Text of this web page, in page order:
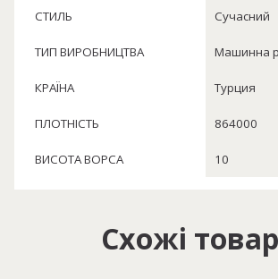
СТИЛЬ Сучасний
ТИП ВИРОБНИЦТВА Машинна
КРАЇНА Турция
ПЛОТНІСТЬ 864000
ВИСОТА ВОРСА 10
Схожі